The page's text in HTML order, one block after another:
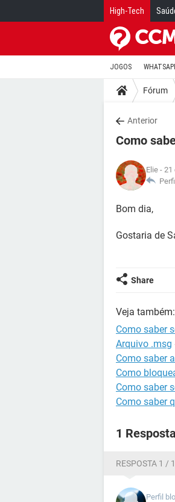
High-Tech
JOGOS
Fórum
Anterior
Como
Elie - 21
Bom dia,
Gostaria de
Share
Veja também:
Como saber
Arquivo .msg
Como saber
Como
Como saber
Como saber
1
RESPOSTA 1 / 1
Perfil